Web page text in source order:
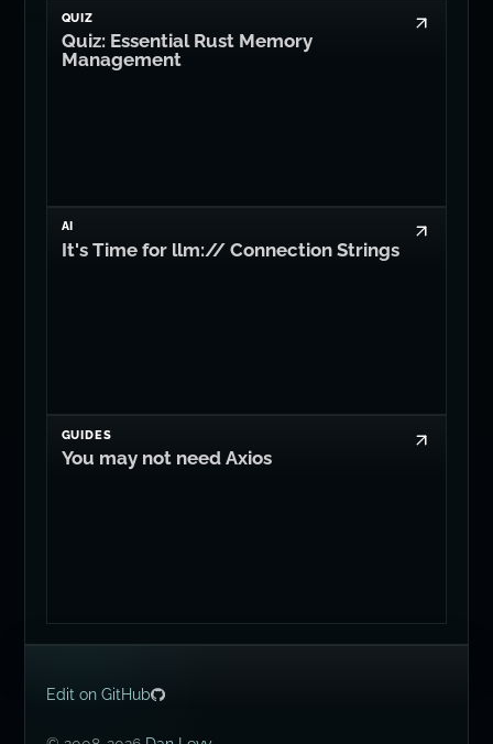
QUIZ
Quiz: Essential Rust Memory
Management
AI
It's Time for llm:// Connection Strings
GUIDES
You may not need Axios
Edit on GitHub